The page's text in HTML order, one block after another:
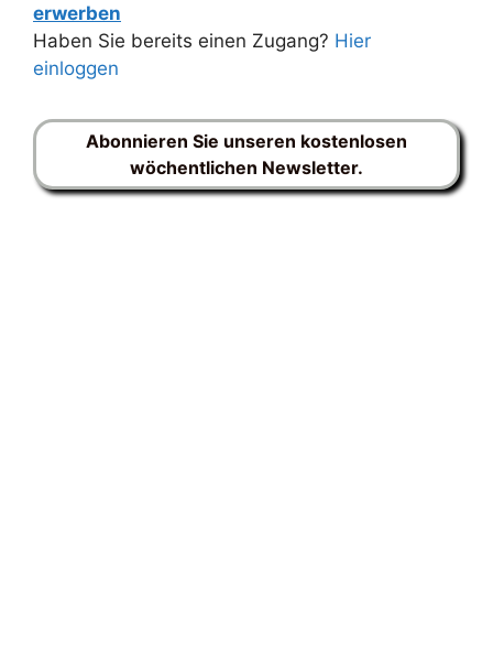
erwerben
Haben Sie bereits einen Zugang? Hier
einloggen
Abonnieren Sie unseren kostenlosen
wöchentlichen Newsletter.